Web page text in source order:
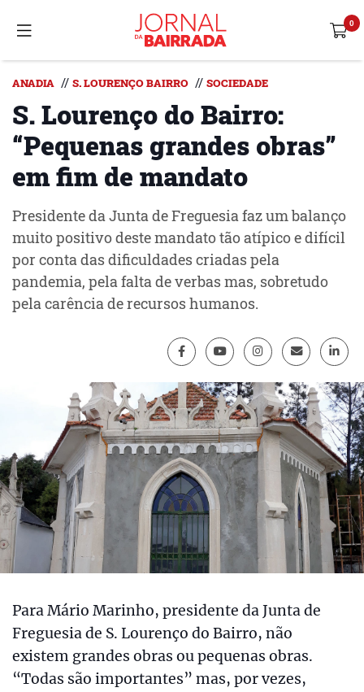
ANADIA // S. LOURENÇO BAIRRO // SOCIEDADE
S. Lourenço do Bairro:
“Pequenas grandes obras”
em fim de mandato
Presidente da Junta de Freguesia faz um balanço
muito positivo deste mandato tão atípico e difícil
por conta das dificuldades criadas pela
pandemia, pela falta de verbas mas, sobretudo
pela carência de recursos humanos.
Para Mário Marinho, presidente da Junta de
Freguesia de S. Lourenço do Bairro, não
existem grandes obras ou pequenas obras.
“Todas são importantes” mas, por vezes,